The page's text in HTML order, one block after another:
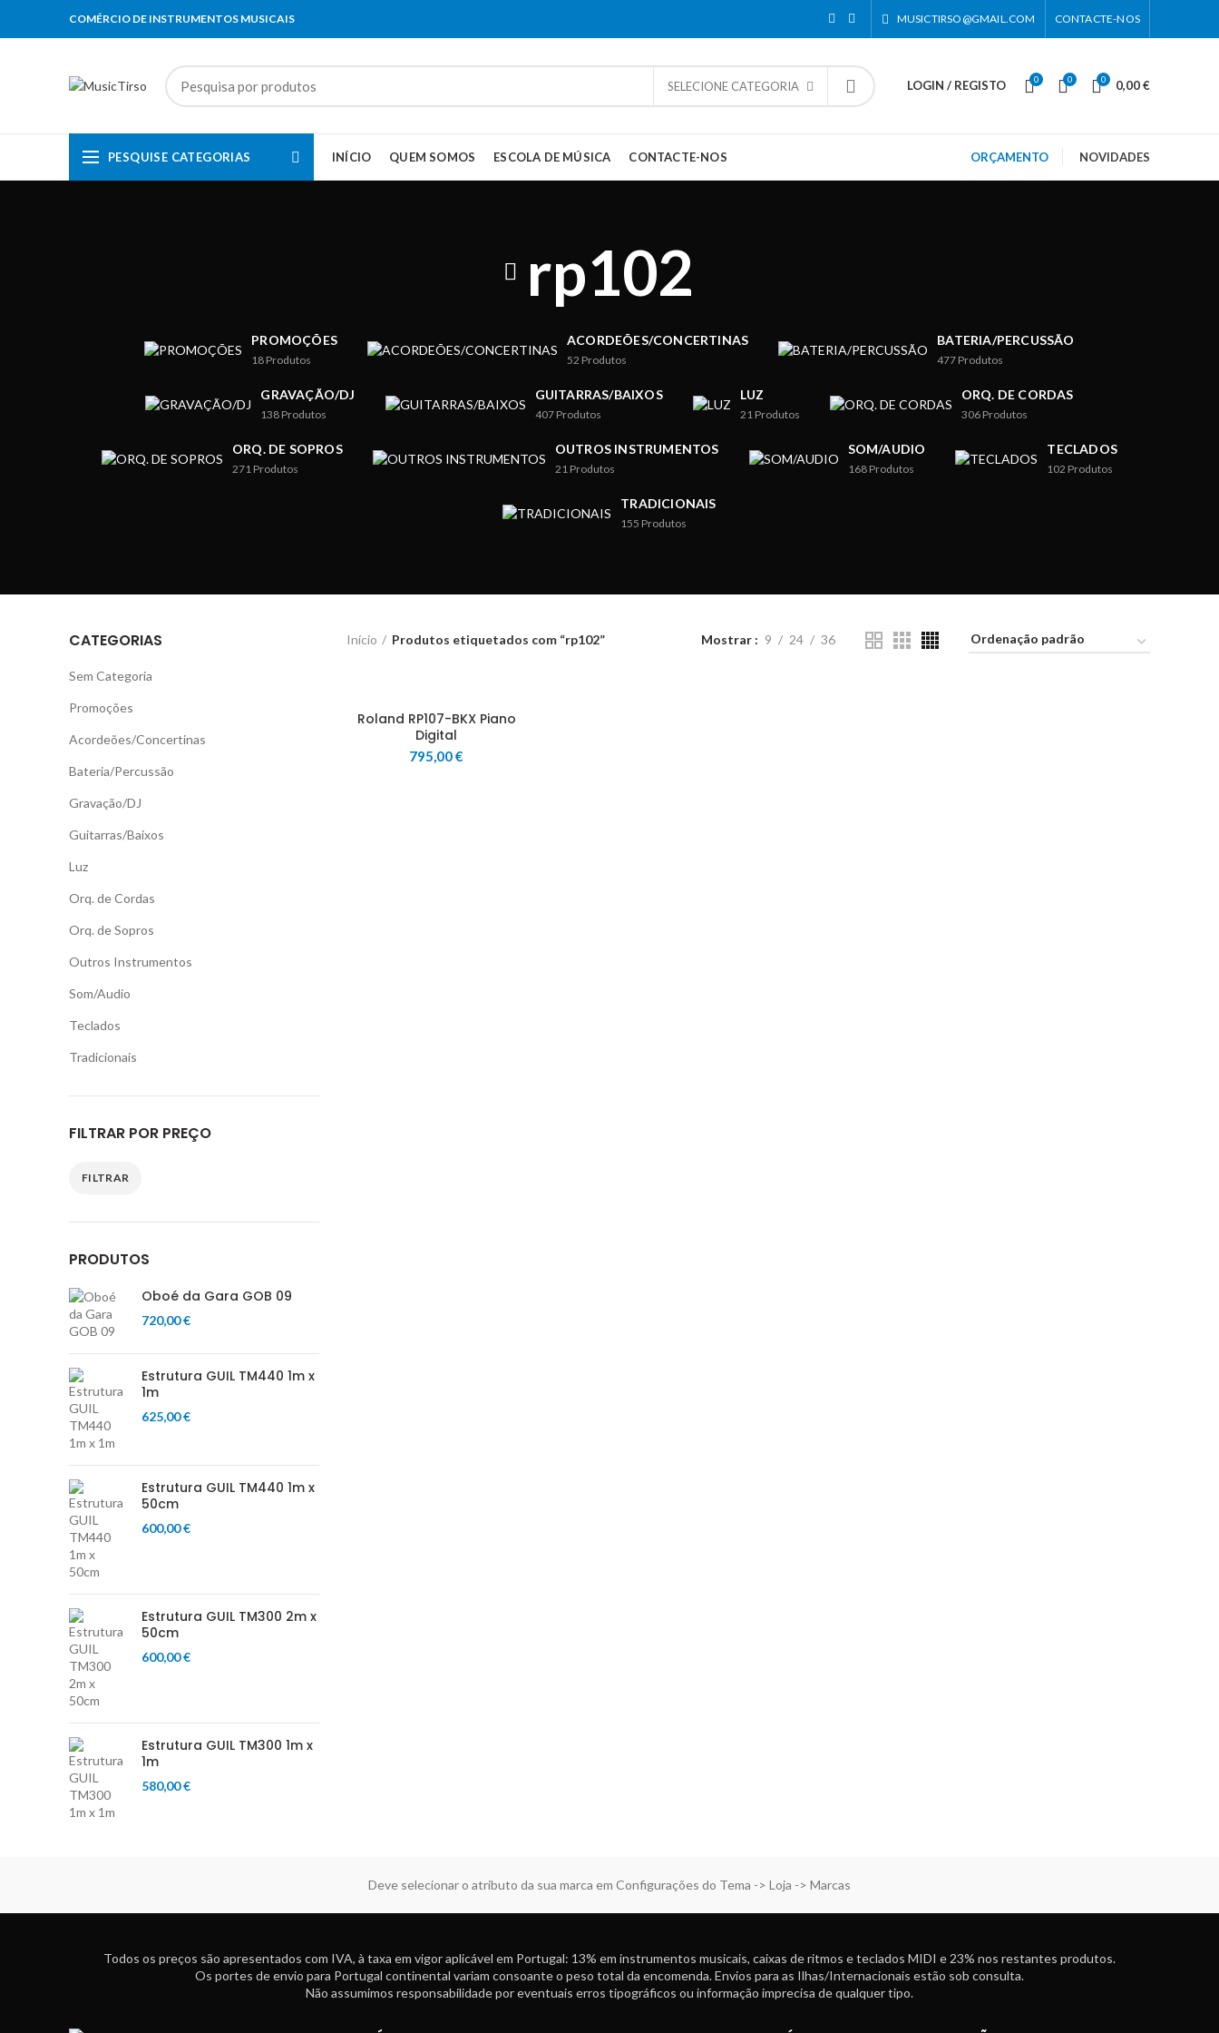
COMÉRCIO DE INSTRUMENTOS MUSICAIS MUSICTIRSO@GMAIL.COM CONTACTE-NOS
SELECIONE CATEGORIA LOGIN / REGISTO 0 0 0 0,00€
PESQUISE CATEGORIAS INÍCIO QUEM SOMOS ESCOLA DE MÚSICA CONTACTE-NOS ORÇAMENTO NOVIDADES
rp102
PROMOÇÕES
18 Produtos
ACORDEÕES/CONCERTINAS
52 Produtos
BATERIA/PERCUSSÃO
477 Produtos
GRAVAÇÃO/DJ
138 Produtos
GUITARRAS/BAIXOS
407 Produtos
LUZ
21 Produtos
ORQ. DE CORDAS
306 Produtos
ORQ. DE SOPROS
271 Produtos
OUTROS INSTRUMENTOS
21 Produtos
SOM/AUDIO
168 Produtos
TECLADOS
102 Produtos
TRADICIONAIS
155 Produtos
CATEGORIAS
Sem Categoria
Promoções
Acordeões/Concertinas
Bateria/Percussão
Gravação/DJ
Guitarras/Baixos
Luz
Orq. de Cordas
Orq. de Sopros
Outros Instrumentos
Som/Audio
Teclados
Tradicionais
FILTRAR POR PREÇO
FILTRAR
PRODUTOS
Oboé da Gara GOB 09
720,00€
Estrutura GUIL TM440 1m x
1m
625,00€
Estrutura GUIL TM440 1m x
50cm
600,00€
Estrutura GUIL TM300 2m x
50cm
600,00€
Estrutura GUIL TM300 1m x
1m
580,00€
Início Produtos etiquetados com “rp102” Mostrar 9 24 36
Roland RP107-BKX Piano
Digital
795,00€
Deve selecionar o atributo da sua marca em Configurações do Tema -> Loja -> Marcas
Todos os preços são apresentados com IVA, à taxa em vigor aplicável em Portugal: 13% em instrumentos musicais, caixas de ritmos e teclados MIDI e 23% nos restantes produtos.
Os portes de envio para Portugal continental variam consoante o peso total da encomenda. Envios para as Ilhas/Internacionais estão sob consulta.
Não assumimos responsabilidade por eventuais erros tipográficos ou informação imprecisa de qualquer tipo.